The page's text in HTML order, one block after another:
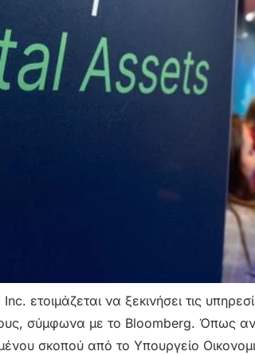
ετοιμάζεται να ξεκινήσει τις
σύμφωνα με το Bloomberg. Όπως
σκοπού από το Υπουργείο